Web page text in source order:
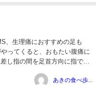
、生理痛におすすめの足も
ってくると、おもたい腹痛に
し指の間を足首方向に指で撫
あきの食べ歩きハッピー部管理人